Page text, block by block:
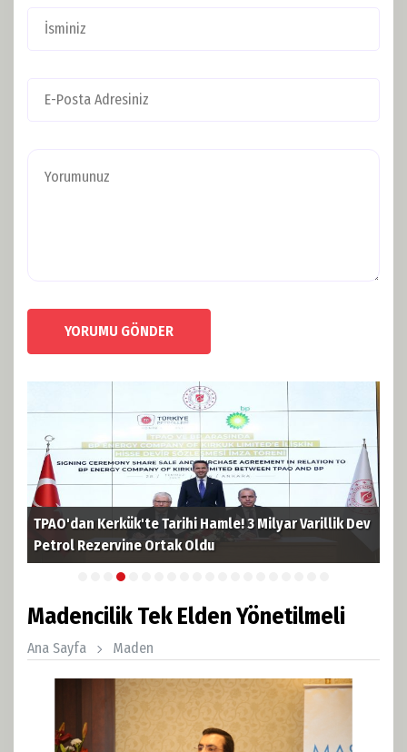
YORUMU GÖNDER
TPAO'dan Kerkük'te Tarihi Hamle! 3 Milyar Varillik Dev
Petrol Rezervine Ortak Oldu
Madencilik Tek Elden Yönetilmeli
Ana Sayfa Maden